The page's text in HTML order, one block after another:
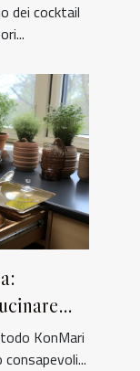
dei cocktail
KonMari